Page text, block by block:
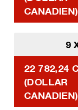
CANADIEN)
9
22 782,24
(DOLLAR
CANADIEN)